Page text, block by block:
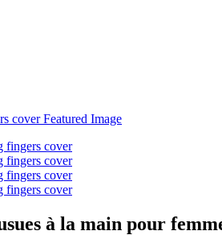
à la main pour